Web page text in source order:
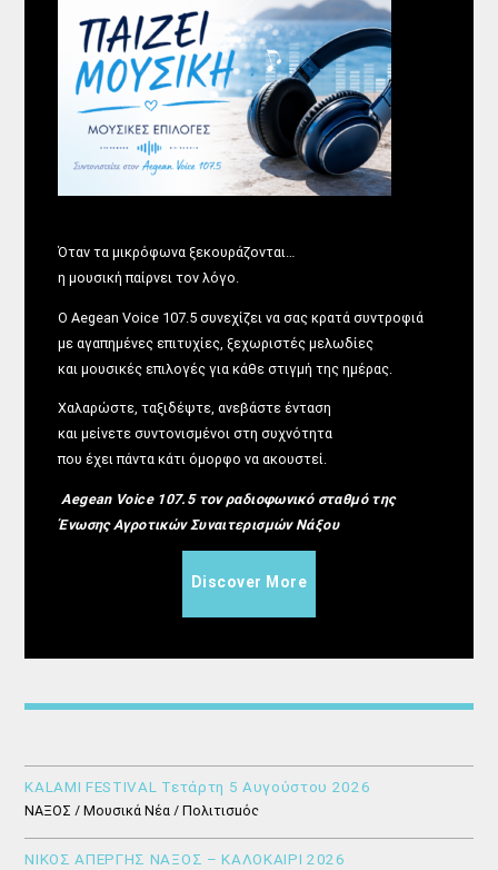
Όταν τα μικρόφωνα ξεκουράζονται…
η μουσική παίρνει τον λόγο.
Ο Aegean Voice 107.5 συνεχίζει να σας κρατά συντροφιά
με αγαπημένες επιτυχίες, ξεχωριστές μελωδίες
και μουσικές επιλογές για κάθε στιγμή της ημέρας.
Χαλαρώστε, ταξιδέψτε, ανεβάστε ένταση
και μείνετε συντονισμένοι στη συχνότητα
που έχει πάντα κάτι όμορφο να ακουστεί.
Aegean Voice 107.5 τον ραδιοφωνικό σταθμό της
Ένωσης Αγροτικών Συναιτερισμών Νάξου
Discover More
KALAMI FESTIVAL Τετάρτη 5 Αυγούστου 2026
ΝΑΞΟΣ / Μουσικά Νέα / Πολιτισμός
ΝΙΚΟΣ ΑΠΕΡΓΗΣ ΝΑΞΟΣ – ΚΑΛΟΚΑΙΡΙ 2026